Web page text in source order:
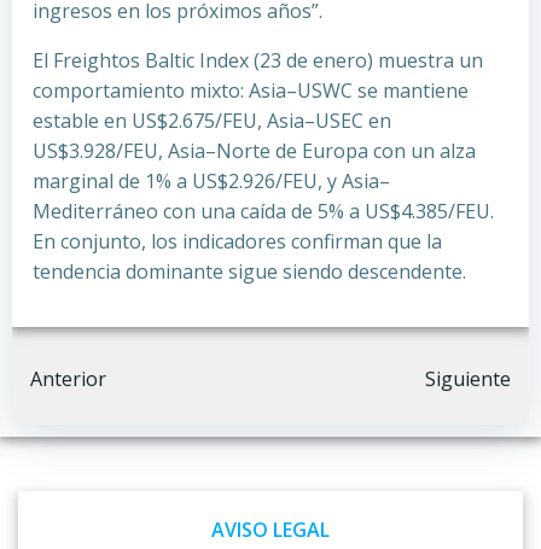
ingresos en los próximos años”.
El Freightos Baltic Index (23 de enero) muestra un
comportamiento mixto: Asia–USWC se mantiene
estable en US$2.675/FEU, Asia–USEC en
US$3.928/FEU, Asia–Norte de Europa con un alza
marginal de 1% a US$2.926/FEU, y Asia–
Mediterráneo con una caída de 5% a US$4.385/FEU.
En conjunto, los indicadores confirman que la
tendencia dominante sigue siendo descendente.
Navegación
por
Anterior
Navegación
por
las
Siguiente
AVISO LEGAL